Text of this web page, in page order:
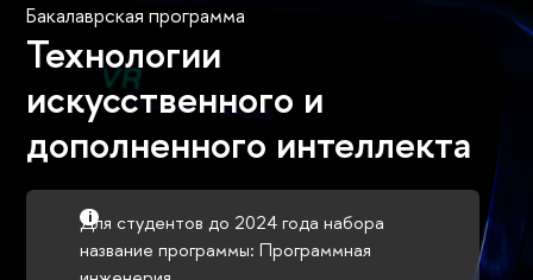
Бакалаврская программа
Технологии
искусственного и
дополненного интеллекта
Для студентов до 2024 года набора
название программы: Программная